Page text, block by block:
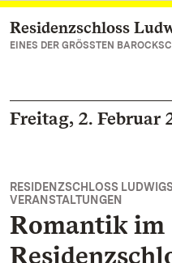
Zum Hauptinhalt
Residenzschloss
EINES DER GRÖSSTEN
Freitag, 2. Februar
RESIDENZSCHLOSS
VERANSTALTUNGEN
Romantik im